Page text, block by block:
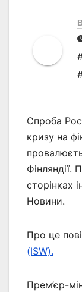
Спроба
кризу на
Фінляндії.
сторінках
Новини.
Про це
(ISW).
Прем’єр-